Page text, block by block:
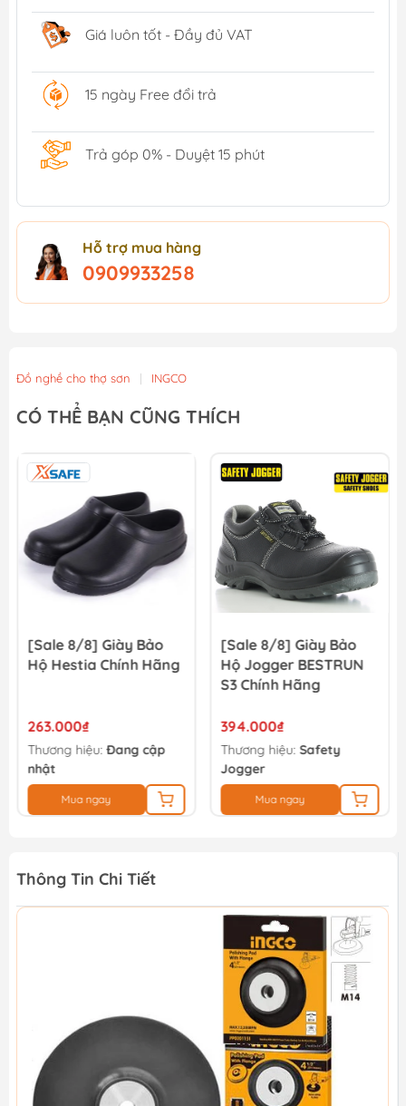
Giá luôn tốt - Đầy đủ VAT
15 ngày Free đổi trả
Trả góp 0% - Duyệt 15 phút
Hỗ trợ mua hàng
0909933258
Đồ nghề cho thợ sơn | INGCO
CÓ THỂ BẠN CŨNG THÍCH
[Sale 8/8] Giày Bảo
Hộ Hestia Chính Hãng
263.000₫
Thương hiệu: Đang cập
nhật
Mua ngay
[Sale 8/8] Giày Bảo
Hộ Jogger BESTRUN
S3 Chính Hãng
394.000₫
Thương hiệu:Safety
Jogger
Mua ngay
Thông Tin Chi Tiết